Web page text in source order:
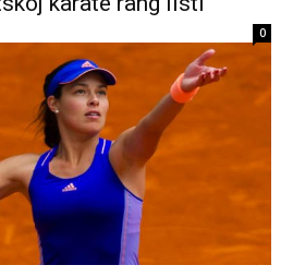
0